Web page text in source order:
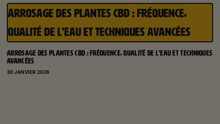
ARROSAGE DES PLANTES CBD : FRÉQUENCE,
QUALITÉ DE L’EAU ET TECHNIQUES AVANCÉES
ARROSAGE DES PLANTES CBD : FRÉQUENCE, QUALITÉ DE L’EAU ET TECHNIQUES
AVANCÉES
30 JANVIER 2026